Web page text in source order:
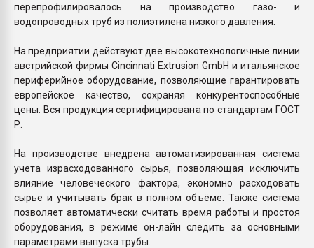
перепрофилировалось на производство газо- и
водопроводных труб из полиэтилена низкого давления.
На предприятии действуют две высокотехнологичные линии
австрийской фирмы Cincinnati Extrusion GmbH и итальянское
периферийное оборудование, позволяющие гарантировать
европейское качество, сохраняя конкурентоспособные
цены. Вся продукция сертифицирована по стандартам ГОСТ
Р.
На производстве внедрена автоматизированная система
учета израсходованного сырья, позволяющая исключить
влияние человеческого фактора, экономно расходовать
сырье и учитывать брак в полном объёме. Также система
позволяет автоматически считать время работы и простоя
оборудования, в режиме он-лайн следить за основными
параметрами выпуска трубы.